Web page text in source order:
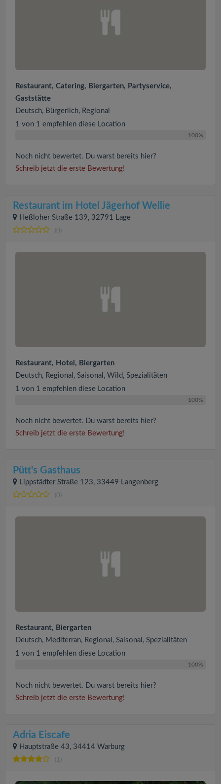
Restaurant, Catering, Biergarten, Partyservice,
Gaststätte
Deutsch, Bürgerlich, Regional
1 von 1 empfehlen diese Location
100%
Noch nicht bewertet. Du warst bereits hier?
Schreib jetzt die erste Bewertung!
Restaurant im Hotel Jägerhof Wellie
Heßloher Straße 139, 32791 Lage
(0)
Restaurant, Hotel, Biergarten
Deutsch, Regional, Saisonal, Wild, Spezialitäten
1 von 1 empfehlen diese Location
100%
Noch nicht bewertet. Du warst bereits hier?
Schreib jetzt die erste Bewertung!
Pütt's Gasthaus
Lippstädter Straße 123, 33449 Langenberg
(0)
Restaurant, Biergarten
Deutsch, Mediterran, Regional, Saisonal, Spezialitäten
1 von 1 empfehlen diese Location
100%
Noch nicht bewertet. Du warst bereits hier?
Schreib jetzt die erste Bewertung!
Adria Eiscafe
Hauptstraße 43, 34414 Warburg
(1)